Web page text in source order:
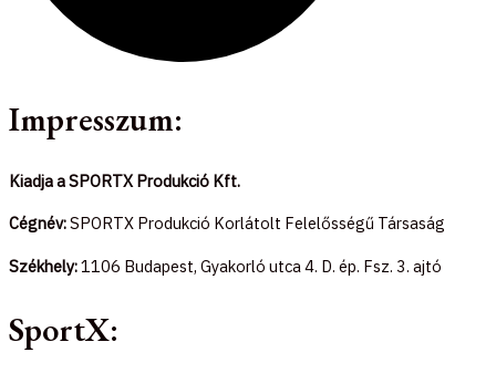
Impresszum:
Kiadja a SPORTX Produkció Kft.
Cégnév:SPORTX Produkció Korlátolt Felelősségű Társaság
Székhely:1106 Budapest, Gyakorló utca 4. D. ép. Fsz. 3. ajtó
SportX: